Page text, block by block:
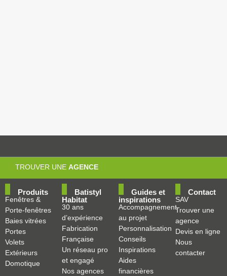
TROUVER UNE AGENCE
Produits
Fenêtres &
Porte-fenêtres
Baies vitrées
Portes
Volets
Extérieurs
Domotique
Batistyl
Habitat
30 ans
d’expérience
Fabrication
Française
Un réseau pro
et engagé
Nos agences
Guides et
inspirations
Accompagnement
au projet
Personnalisation
Conseils
Inspirations
Aides
financières
Contact
SAV
Trouver une
agence
Devis en ligne
Nous
contacter